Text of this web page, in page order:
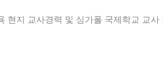
지 교사경력 및 싱가폴 국제학교 교